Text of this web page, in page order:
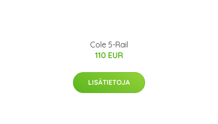
Cole 5-Rail
110 EUR
LISÄTIETOJA